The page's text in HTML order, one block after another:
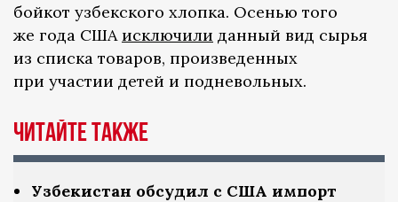
бойкот узбекского хлопка. Осенью того
же года США исключили данный вид сырья
из списка товаров, произведенных
при участии детей и подневольных.
Читайте также
Узбекистан обсудил с США импорт